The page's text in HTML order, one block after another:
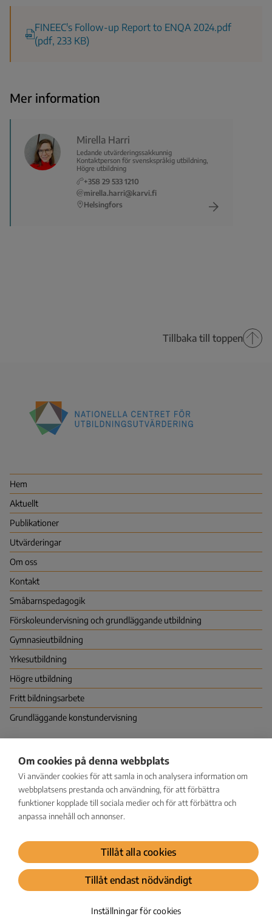
FINEEC's Follow-up Report to ENQA 2024.pdf
(pdf, 233 KB)
Mer information
Mirella Harri
Ledande utvärderingssakkunnig
Kontaktperson för svenskspråkig utbildning,
Högre utbildning
+358 29 533 1210
mirella.harri@karvi.fi
Helsingfors
Tillbaka till toppen
(NCU)
Hem
Aktuellt
Publikationer
Utvärderingar
Om oss
Kontakt
Småbarns­pedagogik
Förskoleundervisning och grundläggande utbildning
Gymnasie­utbildning
Yrkes­utbildning
Högre utbildning
Fritt bildningsarbete
Grundläggande konstundervisning
PB 380 (Hagnäskajen 6), 00531 HELSINGFORS
Vapaudenkatu 58, 40100 JYVÄSKYLÄ
kirjaamo@karvi.fi
029 533 1600
Dataskydd
© Karvi 2026
Om cookies på denna webbplats
Vi använder cookies för att samla in och analysera information om
webbplatsens prestanda och användning, för att förbättra
funktioner kopplade till sociala medier och för att förbättra och
anpassa innehåll och annonser.
Tillåt alla cookies
Tillåt endast nödvändigt
Inställningar för cookies